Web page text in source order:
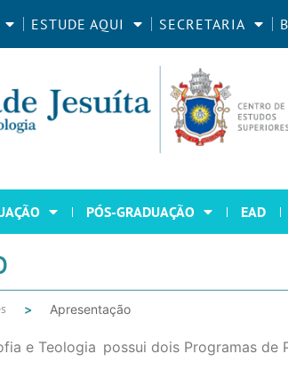
ESTUDE AQUI SECRETARIA
PÓS-GRADUAÇÃO EAD
Apresentação
e Teologia possui dois Programas de